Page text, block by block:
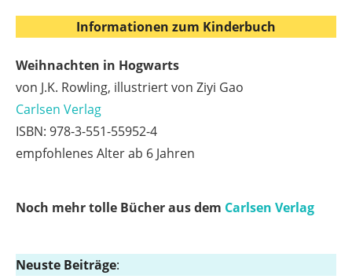
Informationen zum Kinderbuch
Weihnachten in Hogwarts
von J.K. Rowling, illustriert von Ziyi Gao
Carlsen Verlag
ISBN: 978-3-551-55952-4
empfohlenes Alter ab 6 Jahren
Noch mehr tolle Bücher aus dem Carlsen Verlag
Neuste Beiträge: